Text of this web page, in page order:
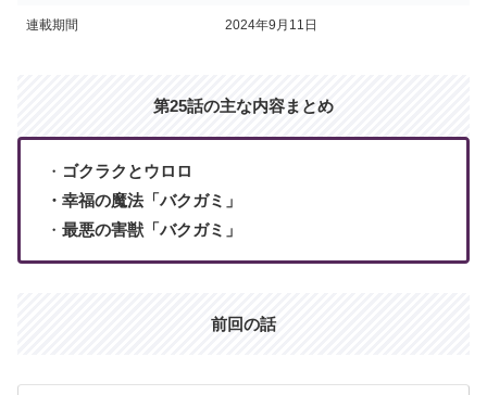
連載期間 2024年9月11日
第25話の主な内容まとめ
・ ゴクラクとウロロ
・幸福の魔法「バクガミ」
・ 最悪の害獣「バクガミ」
前回の話